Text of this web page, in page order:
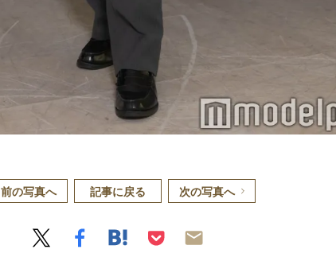
前の写真へ 記事に戻る 次の写真へ